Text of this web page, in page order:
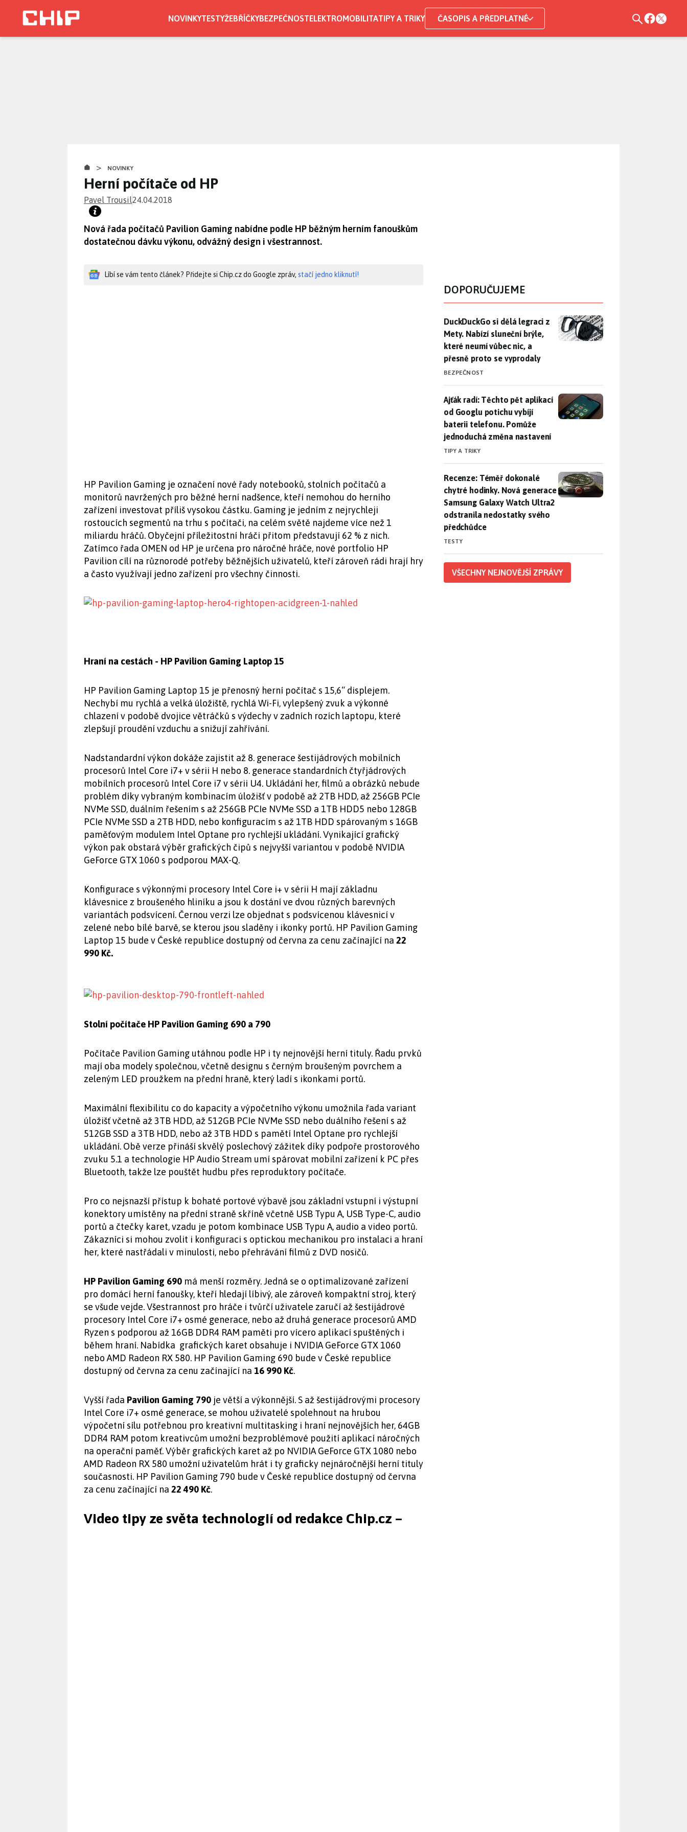
NOVINKYTESTYŽEBŘÍČKYBEZPEČNOSTELEKTROMOBILITATIPY A TRIKY ČASOPIS A PŘEDPLATNÉ
> NOVINKY
Herní počítače od HP
Pavel Trousil24.04.2018
Nová řada počítačů Pavilion Gaming nabídne podle HP běžným herním fanouškům
dostatečnou dávku výkonu, odvážný design i všestrannost.
Líbí se vám tento článek? Přidejte si Chip.cz do Google zpráv, stačí jedno kliknutí!
HP Pavilion Gaming je označení nové řady notebooků, stolních počítačů a
monitorů navržených pro běžné herní nadšence, kteří nemohou do herního
zařízení investovat příliš vysokou částku. Gaming je jedním z nejrychleji
rostoucích segmentů na trhu s počítači, na celém světě najdeme více než 1
miliardu hráčů. Obyčejní příležitostní hráči přitom představují 62 % z nich.
Zatímco řada OMEN od HP je určena pro náročné hráče, nové portfolio HP
Pavilion cílí na různorodé potřeby běžnějších uživatelů, kteří zároveň rádi hrají hry
a často využívají jedno zařízení pro všechny činnosti.
Hraní na cestách - HP Pavilion Gaming Laptop 15
HP Pavilion Gaming Laptop 15 je přenosný herní počítač s 15,6“ displejem.
Nechybí mu rychlá a velká úložiště, rychlá Wi-Fi, vylepšený zvuk a výkonné
chlazení v podobě dvojice větráčků s výdechy v zadních rozích laptopu, které
zlepšují proudění vzduchu a snižují zahřívání.
Nadstandardní výkon dokáže zajistit až 8. generace šestijádrových mobilních
procesorů Intel Core i7+ v sérii H nebo 8. generace standardních čtyřjádrových
mobilních procesorů Intel Core i7 v sérii U4. Ukládání her, filmů a obrázků nebude
problém díky vybraným kombinacím úložišť v podobě až 2TB HDD, až 256GB PCIe
NVMe SSD, duálním řešením s až 256GB PCIe NVMe SSD a 1TB HDD5 nebo 128GB
PCIe NVMe SSD a 2TB HDD, nebo konfiguracím s až 1TB HDD spárovaným s 16GB
paměťovým modulem Intel Optane pro rychlejší ukládání. Vynikající grafický
výkon pak obstará výběr grafických čipů s nejvyšší variantou v podobě NVIDIA
GeForce GTX 1060 s podporou MAX-Q.
Konfigurace s výkonnými procesory Intel Core i+ v sérii H mají základnu
klávesnice z broušeného hliníku a jsou k dostání ve dvou různých barevných
variantách podsvícení. Černou verzi lze objednat s podsvícenou klávesnicí v
zelené nebo bílé barvě, se kterou jsou sladěny i ikonky portů. HP Pavilion Gaming
Laptop 15 bude v České republice dostupný od června za cenu začínající na 22
990 Kč.
Stolní počítače HP Pavilion Gaming 690 a 790
Počítače Pavilion Gaming utáhnou podle HP i ty nejnovější herní tituly. Řadu prvků
mají oba modely společnou, včetně designu s černým broušeným povrchem a
zeleným LED proužkem na přední hraně, který ladí s ikonkami portů.
Maximální flexibilitu co do kapacity a výpočetního výkonu umožnila řada variant
úložišť včetně až 3TB HDD, až 512GB PCIe NVMe SSD nebo duálního řešení s až
512GB SSD a 3TB HDD, nebo až 3TB HDD s pamětí Intel Optane pro rychlejší
ukládání. Obě verze přináší skvělý poslechový zážitek díky podpoře prostorového
zvuku 5.1 a technologie HP Audio Stream umí spárovat mobilní zařízení k PC přes
Bluetooth, takže lze pouštět hudbu přes reproduktory počítače.
Pro co nejsnazší přístup k bohaté portové výbavě jsou základní vstupní i výstupní
konektory umístěny na přední straně skříně včetně USB Typu A, USB Type-C, audio
portů a čtečky karet, vzadu je potom kombinace USB Typu A, audio a video portů.
Zákazníci si mohou zvolit i konfiguraci s optickou mechanikou pro instalaci a hraní
her, které nastřádali v minulosti, nebo přehrávání filmů z DVD nosičů.
HP Pavilion Gaming 690 má menší rozměry. Jedná se o optimalizované zařízení
pro domácí herní fanoušky, kteří hledají líbivý, ale zároveň kompaktní stroj, který
se všude vejde. Všestrannost pro hráče i tvůrčí uživatele zaručí až šestijádrové
procesory Intel Core i7+ osmé generace, nebo až druhá generace procesorů AMD
Ryzen s podporou až 16GB DDR4 RAM paměti pro vícero aplikací spuštěných i
během hraní. Nabídka grafických karet obsahuje i NVIDIA GeForce GTX 1060
nebo AMD Radeon RX 580. HP Pavilion Gaming 690 bude v České republice
dostupný od června za cenu začínající na 16 990 Kč.
Vyšší řada Pavilion Gaming 790 je větší a výkonnější. S až šestijádrovými procesory
Intel Core i7+ osmé generace, se mohou uživatelé spolehnout na hrubou
výpočetní sílu potřebnou pro kreativní multitasking i hraní nejnovějších her, 64GB
DDR4 RAM potom kreativcům umožní bezproblémové použití aplikací náročných
na operační paměť. Výběr grafických karet až po NVIDIA GeForce GTX 1080 nebo
AMD Radeon RX 580 umožní uživatelům hrát i ty graficky nejnáročnější herní tituly
současnosti. HP Pavilion Gaming 790 bude v České republice dostupný od června
za cenu začínající na 22 490 Kč.
Video tipy ze světa technologií od redakce Chip.cz –
DOPORUČUJEME
DuckDuckGo si dělá legraci z Mety. Nabízí sluneční brýle, které
DuckDuckGo si dělá legraci z
Mety. Nabízí sluneční brýle,
které neumí vůbec nic, a
přesně proto se vyprodaly
BEZPEČNOST
Ajťák radí: Těchto pět aplikací od Googlu potichu vybíjí baterii
Ajťák radí: Těchto pět aplikací
od Googlu potichu vybíjí
baterii telefonu. Pomůže
jednoduchá změna nastavení
TIPY A TRIKY
Recenze: Téměř dokonalé chytré hodinky. Nová generace
Recenze: Téměř dokonalé
chytré hodinky. Nová generace
Samsung Galaxy Watch Ultra2
odstranila nedostatky svého
předchůdce
TESTY
VŠECHNY NEJNOVĚJŠÍ ZPRÁVY